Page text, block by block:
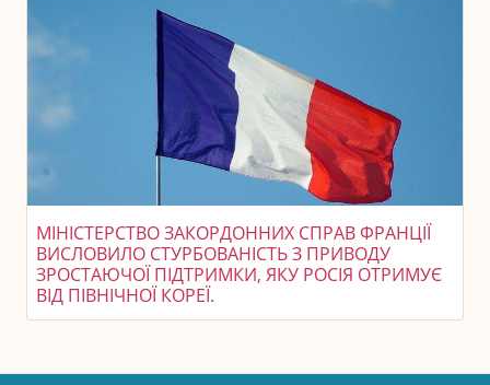
МІНІСТЕРСТВО ЗАКОРДОННИХ СПРАВ ФРАНЦІЇ
ВИСЛОВИЛО СТУРБОВАНІСТЬ З ПРИВОДУ
ЗРОСТАЮЧОЇ ПІДТРИМКИ, ЯКУ РОСІЯ ОТРИМУЄ
ВІД ПІВНІЧНОЇ КОРЕЇ.